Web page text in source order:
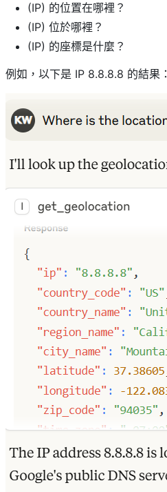
(IP) 的位置在哪裡？
(IP) 位於哪裡？
(IP) 的座標是什麼？
例如，以下是 IP 8.8.8.8 的結果：